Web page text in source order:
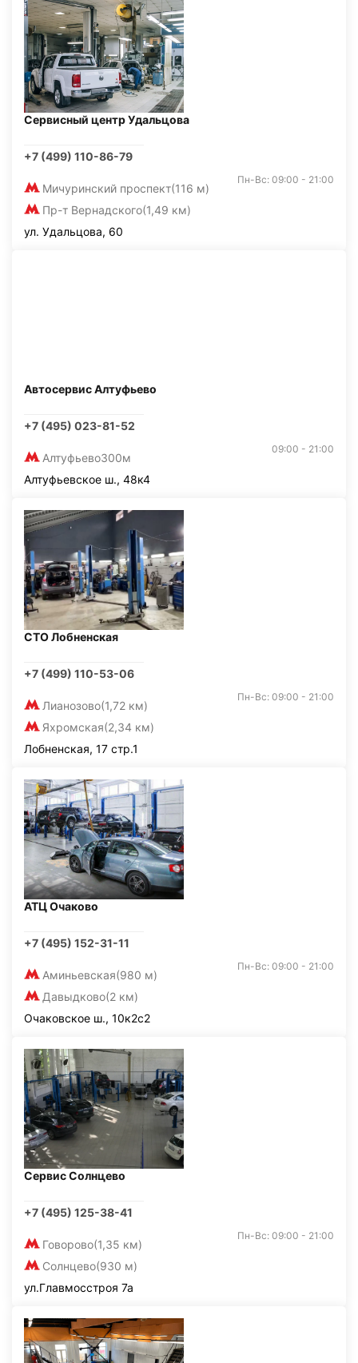
Сервисный центр Удальцова
+7 (499) 110-86-79
Мичуринский проспект(116 м)
Пр-т Вернадского(1,49 км)
Пн-Вс: 09:00 - 21:00
ул. Удальцова, 60
Автосервис Алтуфьево
+7 (495) 023-81-52
Алтуфьево300м
09:00 - 21:00
Алтуфьевское ш., 48к4
СТО Лобненская
+7 (499) 110-53-06
Лианозово(1,72 км)
Яхромская(2,34 км)
Пн-Вс: 09:00 - 21:00
Лобненская, 17 стр.1
АТЦ Очаково
+7 (495) 152-31-11
Аминьевская(980 м)
Давыдково(2 км)
Пн-Вс: 09:00 - 21:00
Очаковское ш., 10к2с2
Сервис Солнцево
+7 (495) 125-38-41
Говорово(1,35 км)
Солнцево(930 м)
Пн-Вс: 09:00 - 21:00
ул.Главмосстроя 7а